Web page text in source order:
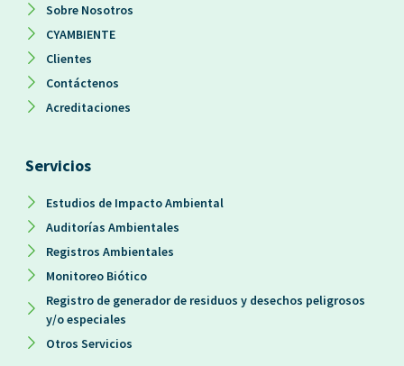
Sobre Nosotros
CYAMBIENTE
Clientes
Contáctenos
Acreditaciones
Servicios
Estudios de Impacto Ambiental
Auditorías Ambientales
Registros Ambientales
Monitoreo Biótico
Registro de generador de residuos y desechos peligrosos
y/o especiales
Otros Servicios